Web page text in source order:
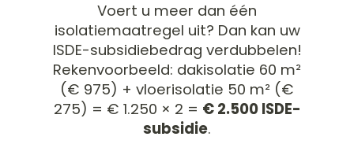
Voert u meer dan één
isolatiemaatregel uit? Dan kan uw
ISDE-subsidiebedrag verdubbelen!
Rekenvoorbeeld: dakisolatie 60 m²
(€ 975) + vloerisolatie 50 m² (€
275) = € 1.250 × 2 = € 2.500 ISDE-
subsidie.